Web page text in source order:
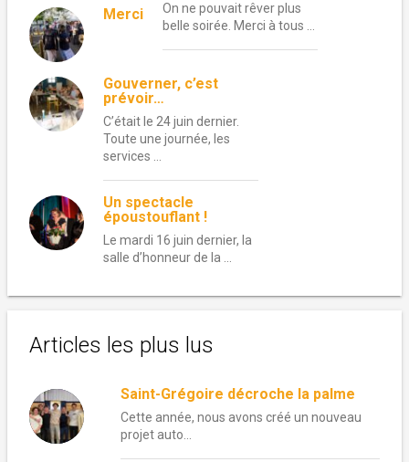
Merci
On ne pouvait rêver plus
belle soirée. Merci à tous …
Gouverner, c’est
prévoir…
C’était le 24 juin dernier.
Toute une journée, les
services …
Un spectacle
époustouflant !
Le mardi 16 juin dernier, la
salle d’honneur de la …
Articles les plus lus
Saint-Grégoire décroche la palme
Cette année, nous avons créé un nouveau
projet auto...